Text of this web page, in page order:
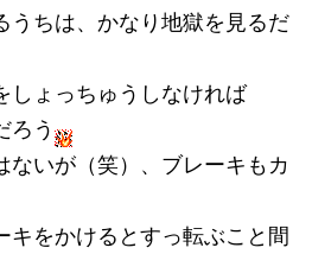
うちは、かなり地獄を見るだ
しょっちゅうしなければ
ろう
ないが（笑）、ブレーキもカ
キをかけるとすっ転ぶこと間